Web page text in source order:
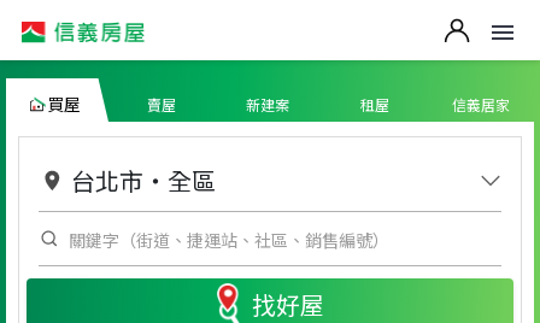
買屋 賣屋 新建案 租屋 信義居家
台北市 ・ 全區
找好屋